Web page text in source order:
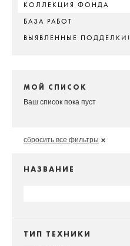
КОЛЛЕКЦИЯ ФОНДА
БАЗА РАБОТ
ВЫЯВЛЕННЫЕ ПОДДЕЛКИ!
МОЙ СПИСОК
Ваш список пока пуст
сбросить все фильтры
НАЗВАНИЕ
ТИП ТЕХНИКИ